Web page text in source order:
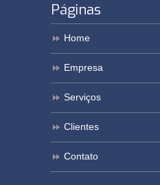
Páginas
Home
Empresa
Serviços
Clientes
Contato